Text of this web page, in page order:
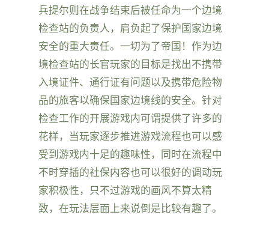
兵提尔则在战争结束后被任命为一个边境
检查站的负责人，肩负起了保护国家边境
安全的重大责任。一切为了帝国！作为边
境检查站的长官玩家的目标是找出不携带
入境证件、通行证有问题以及携带危险物
品的旅客以确保国家边境线的安全。针对
检查工作的开展游戏内可谓提供了许多的
花样，当玩家逐步推进游戏流程也可以感
受到游戏内十足的趣味性，同时在流程中
不时穿插的社保内容也可以很好的调动玩
家积极性，只不过游戏的画风不算太精
致，在玩法层面上来说倒是比较有趣了。